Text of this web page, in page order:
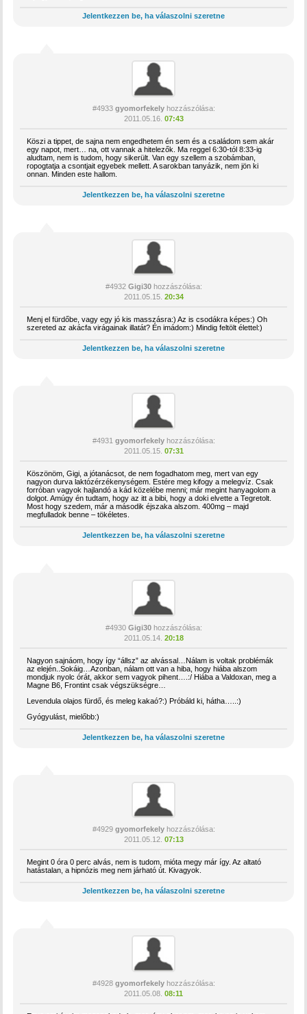
Jelentkezzen be, ha válaszolni szeretne
#4933 gyomorfekelyhozzászólása:
2011.05.16. 07:43
Köszi a tippet, de sajna nem engedhetem én sem és a családom sem akár
egy napot, mert… na, ott vannak a hitelezők. Ma reggel 6:30-tól 8:33-ig
aludtam, nem is tudom, hogy sikerült. Van egy szellem a szobámban,
ropogtatja a csontjait egyebek mellett. A sarokban tanyázik, nem jön ki
onnan. Minden este hallom.
Jelentkezzen be, ha válaszolni szeretne
#4932 Gigi30hozzászólása:
2011.05.15. 20:34
Menj el fürdőbe, vagy egy jó kis masszásra:) Az is csodákra képes:) Oh
szereted az akácfa virágainak illatát? Én imádom:) Mindig feltölt élettel:)
Jelentkezzen be, ha válaszolni szeretne
#4931 gyomorfekelyhozzászólása:
2011.05.15. 07:31
Köszönöm, Gigi, a jótanácsot, de nem fogadhatom meg, mert van egy
nagyon durva laktózérzékenységem. Estére meg kifogy a melegvíz. Csak
forróban vagyok hajlandó a kád közelébe menni; már megint hanyagolom a
dolgot. Amúgy én tudtam, hogy az itt a bibi, hogy a doki elvette a Tegretolt.
Most hogy szedem, már a második éjszaka alszom. 400mg – majd
megfulladok benne – tökéletes.
Jelentkezzen be, ha válaszolni szeretne
#4930 Gigi30hozzászólása:
2011.05.14. 20:18
Nagyon sajnáom, hogy így “állsz” az alvással…Nálam is voltak problémák
az elején..Sokáig…Azonban, nálam ott van a hiba, hogy hiába alszom
mondjuk nyolc órát, akkor sem vagyok pihent….:/ Hiába a Valdoxan, meg a
Magne B6, Frontint csak végszükségre…
Levendula olajos fürdő, és meleg kakaó?:) Próbáld ki, hátha…..:)
Gyógyulást, mielőbb:)
Jelentkezzen be, ha válaszolni szeretne
#4929 gyomorfekelyhozzászólása:
2011.05.12. 07:13
Megint 0 óra 0 perc alvás, nem is tudom, mióta megy már így. Az altató
hatástalan, a hipnózis meg nem járható út. Kivagyok.
Jelentkezzen be, ha válaszolni szeretne
#4928 gyomorfekelyhozzászólása:
2011.05.08. 08:11